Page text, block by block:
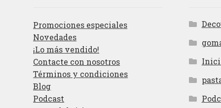
Promociones especiales
Novedades
¡Lo más vendido!
Contacte con nosotros
Términos y condiciones
Blog
Podcast